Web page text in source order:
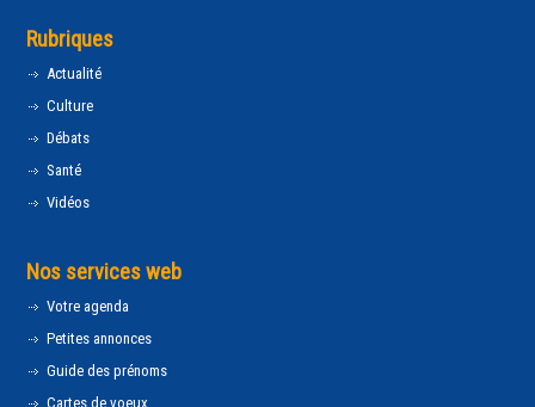
Rubriques
Actualité
Culture
Débats
Santé
Vidéos
Nos services web
Votre agenda
Petites annonces
Guide des prénoms
Cartes de voeux